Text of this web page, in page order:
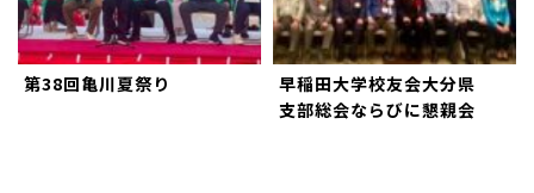
第38回亀川夏祭り
早稲田大学校友会大分県
支部総会ならびに懇親会